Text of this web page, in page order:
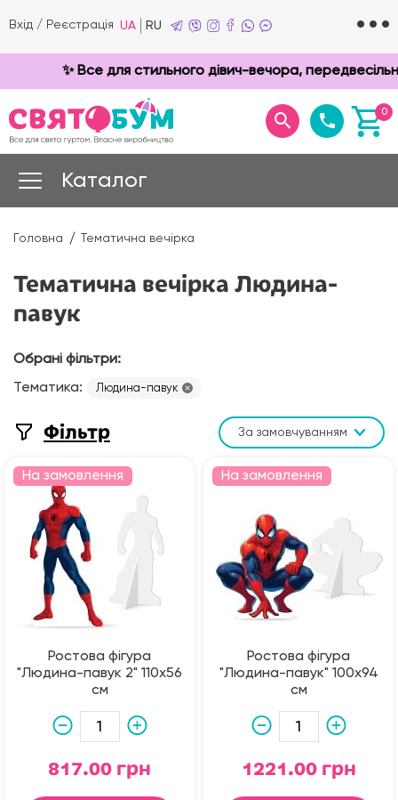
Вхід / Реєстрація UA RU
✨ Все для стильного дівич-вечора,
0
Каталог
Головна Тематична вечірка
Тематична вечірка Людина-
павук
Обрані фільтри:
Тематика:
Людина-павук
Фільтр За замовчуванням
На замовлення
Ростова фігура
"Людина-павук 2" 110х56
см
817.00 грн
На замовлення
Ростова фігура
"Людина-павук" 100х94
см
1221.00 грн